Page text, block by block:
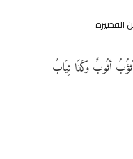
القصيره
أثُوبٌ وكَذَا ثِيَابُ